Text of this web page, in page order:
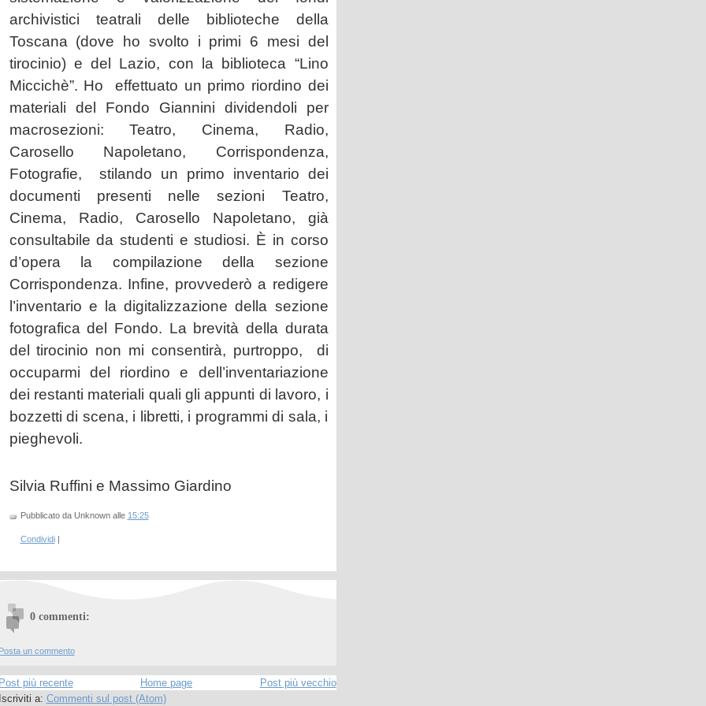
archivistici teatrali delle biblioteche della
Toscana (dove ho svolto i primi 6 mesi del
tirocinio) e del Lazio, con la biblioteca “Lino
Miccichè”. Ho
effettuato un primo riordino dei
materiali del Fondo Giannini dividendoli per
macrosezioni: Teatro, Cinema, Radio,
Carosello Napoletano, Corrispondenza,
Fotografie,
stilando un primo inventario dei
documenti presenti nelle sezioni Teatro,
Cinema, Radio, Carosello Napoletano, già
consultabile da studenti e studiosi. È in corso
d’opera la compilazione della sezione
Corrispondenza. Infine, provvederò a redigere
l’inventario e la digitalizzazione della sezione
fotografica del Fondo. La brevità della durata
del tirocinio non mi consentirà, purtroppo,
di
occuparmi del riordino e dell’inventariazione
dei restanti materiali quali gli appunti di lavoro, i
bozzetti di scena, i libretti, i programmi di sala, i
pieghevoli.
Silvia Ruffini e Massimo Giardino
Pubblicato da Unknown alle 15:25
Condividi |
0 commenti:
Posta un commento
Post più recente Post più vecchio
Home page
Iscriviti a: Commenti sul post (Atom)